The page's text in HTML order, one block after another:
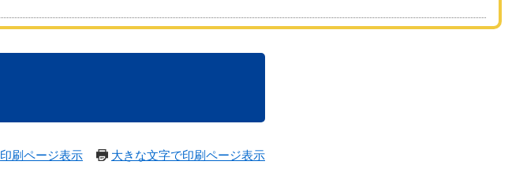
印刷ページ表示 大きな文字で印刷ページ表示